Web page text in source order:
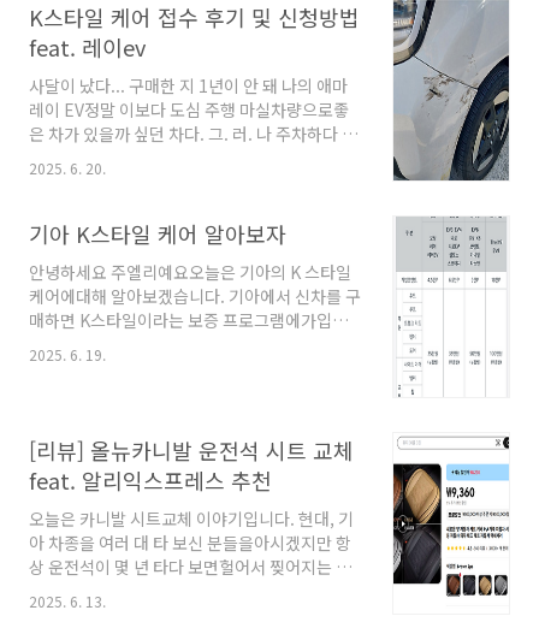
인해 본다 확인 결과 공식 리콜 조치는 끝이 났고
수리를 한 번도 안 받은 경우에만좌측, 우측 각각
1회씩만 가능하단다 우리 카니발은 확인한 결과
이전에 좌측은 1회 교체 이력이 있고다행히 우측
은 교체 이력이 없다고 한다 2016년 출시 카니발
이니대략 9년 정도 쓰고 고장이 나는 것 같다. 그
리고 고장상태도 영상으로 확인 후OK 싸인이 떨
어져야 무상 수리 가능하단다 직원분이 업무용
록 먼저 ..
K스타일 케어 접수 후기 및 신청방법
feat. 레이ev
사달이 났다... 구매한 지 1년이 안 돼 나의 애마
레이 EV정말 이보다 도심 주행 마실차량으로좋
은 차가 있을까 싶던 차다. 그. 러. 나 주차하다 그
만 벽에 앞 범퍼를 긁었다 그렇다...레이 EV에는
전면 센서가 없었다 ㅠㅠ 아차차....후방에는 후
다! ㅠㅠ 아흑... 그러나 그때 신차 구매 시가입했
동차] - 기아 K스타일 케어 알아보자 기아 K스타
일 케어 알아보자안녕하세요 주엘리예요오늘은
기아의 K 스타일 케어에대해 알아보겠습니다. 기
아에서 신차를 구매하면 K스타일이라는 보증 프
2025. 6. 20.
기아 K스타일 케어 알아보자
안녕하세요 주엘리예요오늘은 기아의 K 스타일
케어에대해 알아보겠습니다. 기아에서 신차를 구
매하면 K스타일이라는 보증 프로그램에가입할
수 있습니다. 주엘리는 2024년 레이 EV를 구매
했는데신차 구입이라 K스타일 가입할 수 있었습
도 제외 상단 표에 보시면 차량마다가입 포인트
가 다릅니다. 제가 구매했던 레이 EV는4.5만 P로
가입 가능합니다. 신차 구매 시 10만 포인트가지
급됩니다. 어차피 전기차 차량이라엔진오일 갈
일도 없고바로 K스타일 케어 가입했습니다. 또한
표에 보다시피 모든 금액을보장해 주는 게 아니
했던 레이 EV는 25만 원까지보장입니다. 서비..
2025. 6. 19.
[리뷰] 올뉴카니발 운전석 시트 교체
feat. 알리익스프레스 추천
오늘은 카니발 시트교체 이야기입니다. 현대, 기
아 차종을 여러 대 타 보신 분들을아시겠지만 항
상 운전석이 몇 년 타다 보면헐어서 찢어지는 현
상이 발생합니다. [3만 킬로도 안탄 제 포르테 차
량입니다.시트가 좌측 부분이 금새 헐었고방석을
2025. 6. 13.